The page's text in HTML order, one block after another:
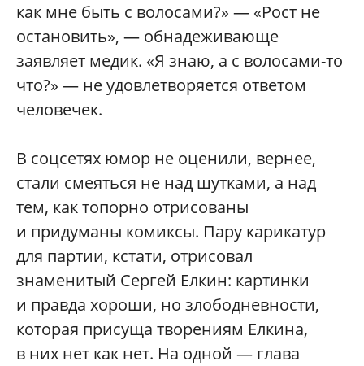
как мне быть с волосами?» — «Рост не
остановить», — обнадеживающе
заявляет медик. «Я знаю, а с волосами-то
что?» — не удовлетворяется ответом
человечек.
В соцсетях юмор не оценили, вернее,
стали смеяться не над шутками, а над
тем, как топорно отрисованы
и придуманы комиксы. Пару карикатур
для партии, кстати, отрисовал
знаменитый Сергей Елкин: картинки
и правда хороши, но злободневности,
которая присуща творениям Елкина,
в них нет как нет. На одной — глава